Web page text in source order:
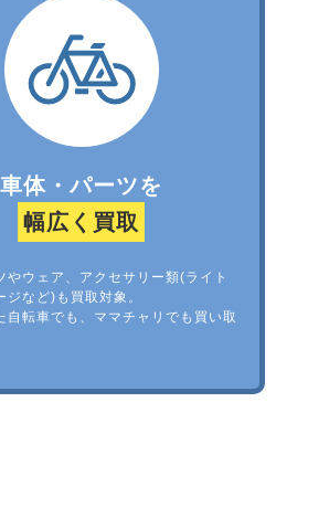
車体・パーツを
幅広く買取
やウェア、アクセサリー類(ライト
ジなど)も買取対象。
自転車でも、ママチャリでも買い取